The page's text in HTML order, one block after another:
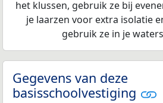
het klussen, gebruik ze bij
je laarzen voor extra isolatie
gebruik ze in je
Gegevens van deze
basisschoolvestiging